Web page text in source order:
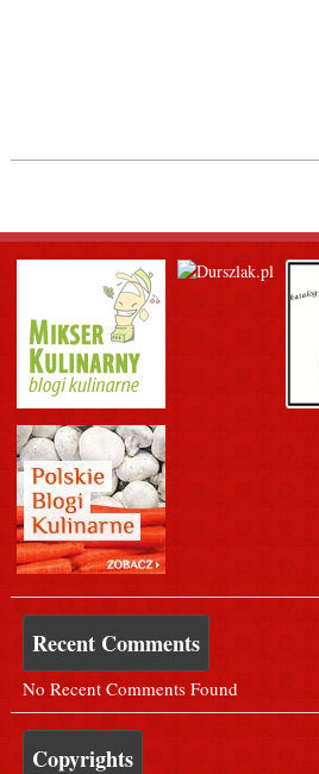
Recent Comments
No Recent Comments Found
Copyrights